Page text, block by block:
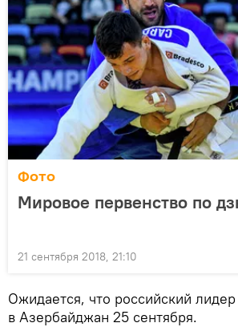
Фото
Мировое первенство по
21 сентября 2018, 21:10
Ожидается, что российский
в Азербайджан 25 сентября.